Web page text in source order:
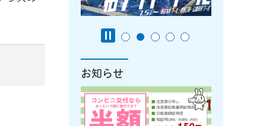
お知らせ